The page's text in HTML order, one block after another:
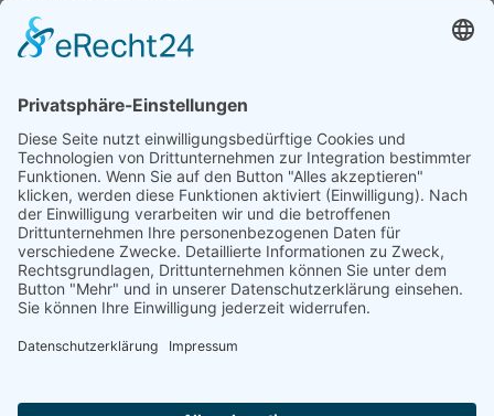
Spenden können steuerlich abgesetzt werden
Förderung
© 1987 – 2025
Storchenhof Loburg e.V.
Alle Rechte vorbehalten.
Cookie-Einstellungen
Navigation überspringen
Impressum
Haftungsausschluss